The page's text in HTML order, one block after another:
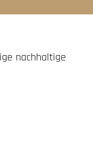
nachhaltige